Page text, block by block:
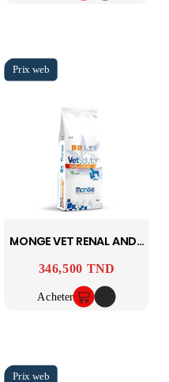
MONGE VET RENAL AND OXALATE 12 KG
Prix
346,500 TND
Acheter